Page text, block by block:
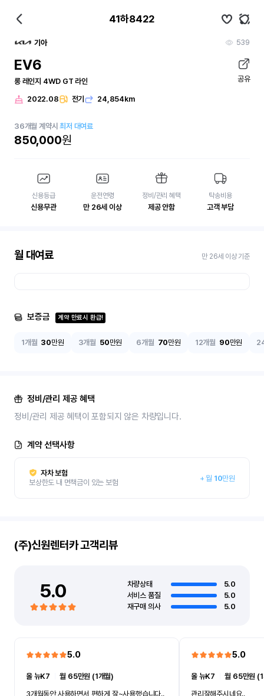
41하8422
기아 539
EV6
롱 레인지 4WD GT 라인 공유
2022.08 전기 24,854km
36개월 계약시최저 대여료
850,000원
신용등급
신용무관
운전연령
만 26세 이상
정비/관리 혜택
제공 안함
탁송비용
고객 부담
월 대여료 만 26세 이상 기준
보증금 계약 만료시 환급!
1개월 30만원 3개월 50만원 6개월 70만원 12개월 90만원
정비/관리 제공 혜택
정비/관리 제공 혜택이 포함되지 않은 차량입니다.
계약 선택사항
자차 보험
보상한도 내 면책금이 있는 보험
+월 10만원
(주)신원렌터카고객리뷰
5.0 차량상태
5.0
서비스 품질
5.0
재구매 의사
5.0
5.0
올 뉴K7 ㅣ월 65만원 (1개월)
3개월동안 사용하면서 편하게 잘~사용했습니다..
5.0
올 뉴K7 ㅣ월 65만원
관리잘해주시네요..